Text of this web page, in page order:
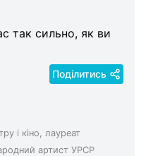
так сильно, як ви
Поділитись
і кіно, лауреат
артист УРСР